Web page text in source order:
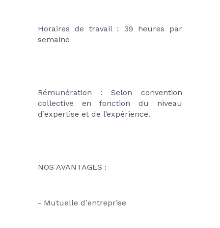
Horaires de travail : 39 heures par
semaine
Rémunération : Selon convention
collective en fonction du niveau
d’expertise et de l’expérience.
NOS AVANTAGES :
- Mutuelle d'entreprise